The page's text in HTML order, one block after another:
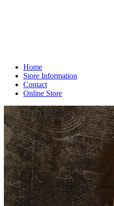
Home
Store Information
Contact
Online Store